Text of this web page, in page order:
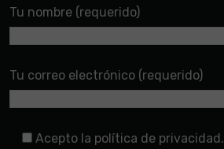
Tu nombre (requerido)
Tu correo electrónico (requerido)
Acepto la política de privacidad.